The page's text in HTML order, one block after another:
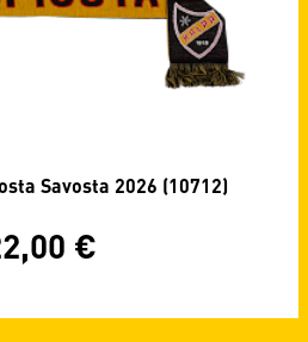
Savosta 2026 (10712)
€